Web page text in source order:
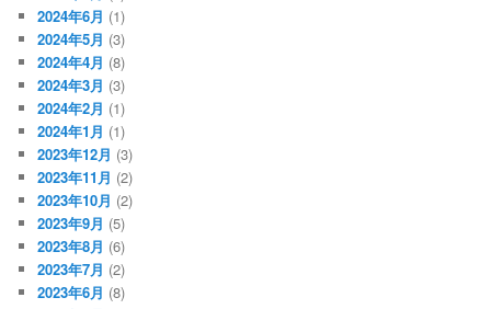
2024年6月 (1)
2024年5月 (3)
2024年4月 (8)
2024年3月 (3)
2024年2月 (1)
2024年1月 (1)
2023年12月 (3)
2023年11月 (2)
2023年10月 (2)
2023年9月 (5)
2023年8月 (6)
2023年7月 (2)
2023年6月 (8)